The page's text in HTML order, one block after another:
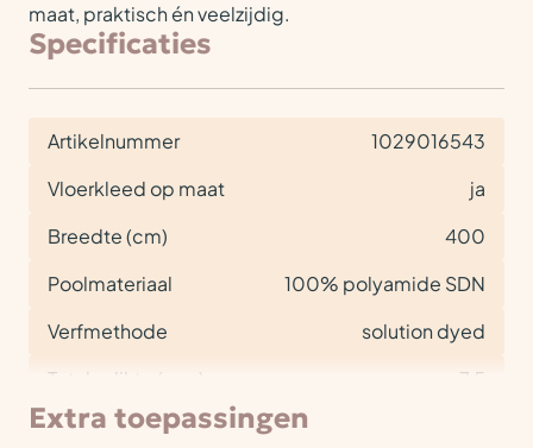
maat, praktisch én veelzijdig.
Specificaties
Artikelnummer
1029016543
Vloerkleed op maat
ja
Breedte (cm)
400
Poolmateriaal
100% polyamide SDN
Verfmethode
solution dyed
Totale dikte (mm)
7,5
Extra toepassingen